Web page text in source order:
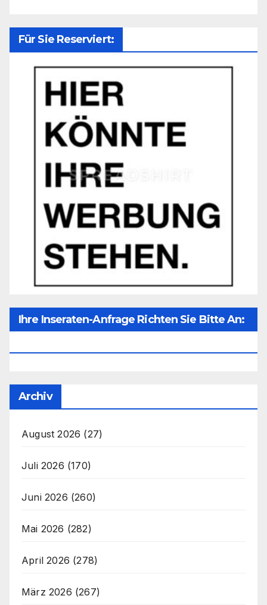
Für Sie Reserviert:
Ihre Inseraten-Anfrage Richten Sie Bitte An:
Archiv
August 2026 (27)
Juli 2026 (170)
Juni 2026 (260)
Mai 2026 (282)
April 2026 (278)
März 2026 (267)